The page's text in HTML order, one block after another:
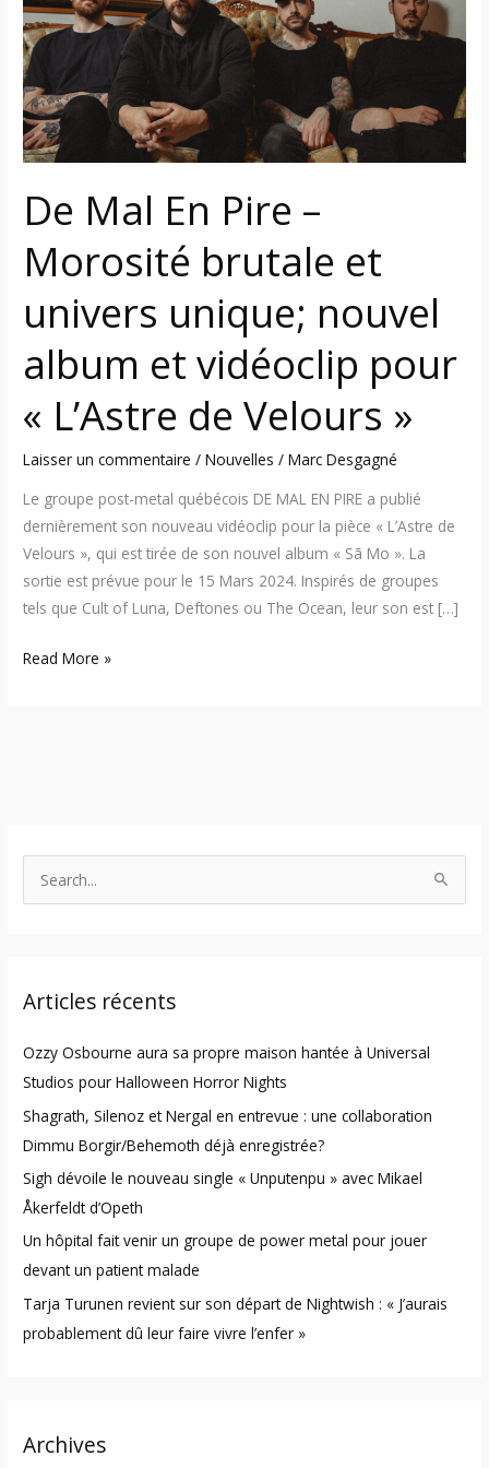
De Mal En Pire –
Morosité brutale et
univers unique; nouvel
album et vidéoclip pour
« L’Astre de Velours »
Laisser un commentaire /Nouvelles /Marc Desgagné
Le groupe post-metal québécois DE MAL EN PIRE a publié
dernièrement son nouveau vidéoclip pour la pièce « L’Astre de
Velours », qui est tirée de son nouvel album « Sã Mo ». La
sortie est prévue pour le 15 Mars 2024. Inspirés de groupes
tels que Cult of Luna, Deftones ou The Ocean, leur son est […]
Pire
–
Morosité
brutale
et
univers
nouvel
album
et
vidéoclip
pour
L’Astre
Velours
Read More »
c
f
o
r
:
Articles récents
Ozzy Osbourne aura sa propre maison hantée à Universal
Studios pour Halloween Horror Nights
Shagrath, Silenoz et Nergal en entrevue : une collaboration
Dimmu Borgir/Behemoth déjà enregistrée?
Sigh dévoile le nouveau single « Unputenpu » avec Mikael
Åkerfeldt d’Opeth
Un hôpital fait venir un groupe de power metal pour jouer
devant un patient malade
Tarja Turunen revient sur son départ de Nightwish : « J’aurais
probablement dû leur faire vivre l’enfer »
Archives